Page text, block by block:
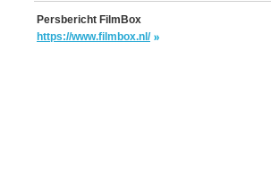
Persbericht FilmBox
https://www.filmbox.nl/